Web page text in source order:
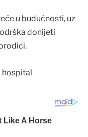
u budućnosti, uz
donijeti